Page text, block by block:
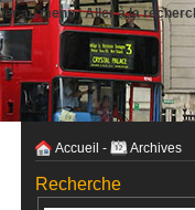
au menu|Aller à la
Accueil - Archives
Recherche